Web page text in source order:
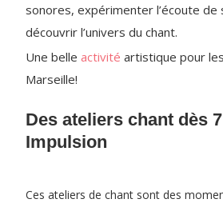
sonores, expérimenter l’écoute
découvrir l’univers du chant.
Une belle activité artistique pour
Marseille!
Des ateliers chant dès
Impulsion
Ces ateliers de chant sont des